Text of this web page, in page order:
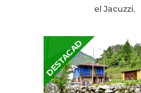
el Jacuzzi.
D
E
S
T
A
C
A
D
A